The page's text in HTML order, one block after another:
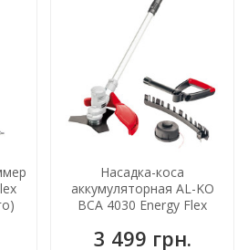
Насадка-коса
аккумуляторная AL-KO
ВCA 4030 Energy Flex
3 499 грн.